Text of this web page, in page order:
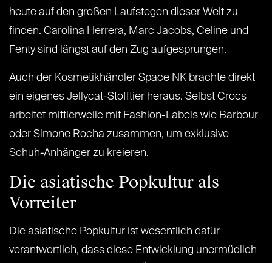
heute auf den großen Laufstegen dieser Welt zu
finden. Carolina Herrera, Marc Jacobs, Celine und
Fenty sind längst auf den Zug aufgesprungen.
Auch der Kosmetikhändler Space NK brachte direkt
ein eigenes Jellycat-Stofftier heraus. Selbst Crocs
arbeitet mittlerweile mit Fashion-Labels wie Barbour
oder Simone Rocha zusammen, um exklusive
Schuh-Anhänger zu kreieren.
Die asiatische Popkultur als
Vorreiter
Die asiatische Popkultur ist wesentlich dafür
verantwortlich, dass diese Entwicklung unermüdlich